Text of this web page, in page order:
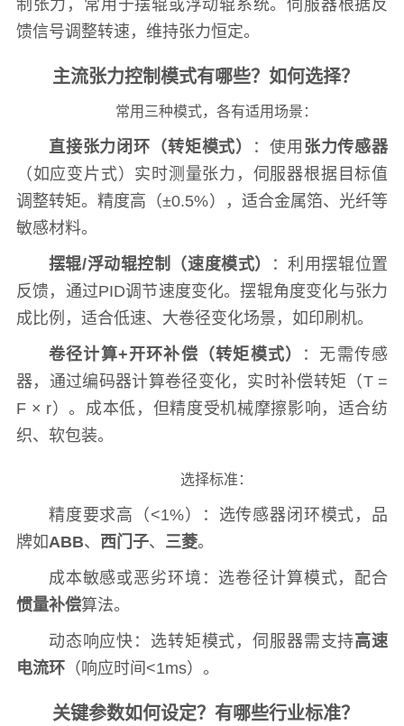
制张力，常用于摆辊或浮动辊系统。伺服器根据反
馈信号调整转速，维持张力恒定。
主流张力控制模式有哪些？如何选择？
常用三种模式，各有适用场景：
直接张力闭环（转矩模式） ：使用 张力传感器
（如应变片式）实时测量张力，伺服器根据目标值
调整转矩。精度高（±0.5%），适合金属箔、光纤等
敏感材料。
摆辊/浮动辊控制（速度模式）
：利用摆辊位置
反馈，通过PID调节速度变化。摆辊角度变化与张力
成比例，适合低速、大卷径变化场景，如印刷机。
卷径计算+开环补偿（转矩模式）
：无需传感
器，通过编码器计算卷径变化，实时补偿转矩（T =
F × r）。成本低，但精度受机械摩擦影响，适合纺
织、软包装。
选择标准：
精度要求高（<1%）：选传感器闭环模式，品
牌如ABB、 西门子、 三菱。
成本敏感或恶劣环境：选卷径计算模式，配合
惯量补偿算法。
动态响应快：选转矩模式，伺服器需支持高速
电流环（响应时间<1ms）。
关键参数如何设定？有哪些行业标准？